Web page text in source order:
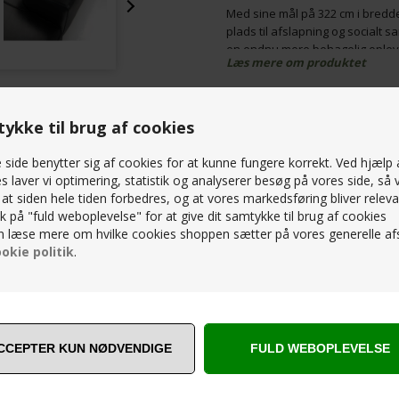
til brug af cookies
side benytter sig af cookies for at kunne fungere korrekt. Ved hjælp
laver vi optimering, statistik og analyserer besøg på vores side, så
at siden hele tiden forbedres, og at vores markedsføring bliver
på "fuld weboplevelse" for at give dit samtykke til brug af cookies
læse mere om hvilke cookies shoppen sætter på vores generelle
politik.
Med sine mål på 322 cm i
plads til afslapning og socialt
en endnu mere behagelig
alenetid eller underholder
Læs mere om produktet
RELATEREDE PRODUKTER